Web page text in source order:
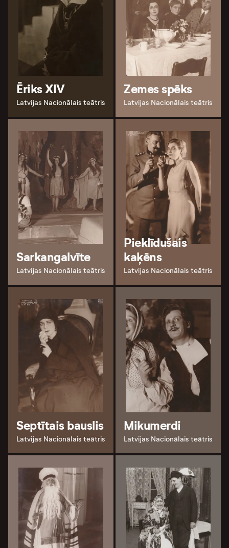
Ēriks XIV
Latvijas Nacionālais teātris
Zemes spēks
Latvijas Nacionālais teātris
Sarkangalvīte
Latvijas Nacionālais teātris
Pieklīdušais
kaķēns
Latvijas Nacionālais teātris
Septītais bauslis
Latvijas Nacionālais teātris
Mikumerdi
Latvijas Nacionālais teātris